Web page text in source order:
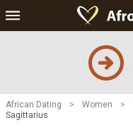
African Dating > Women >
Sagittarius